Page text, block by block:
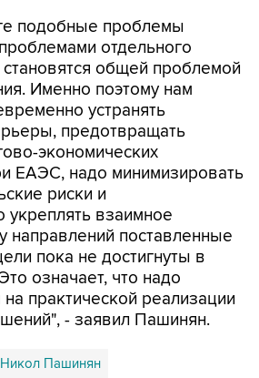
подобные проблемы
отдельного
становятся общей проблемой
Именно поэтому нам
устранять
предотвращать
экономических
ЕАЭС, надо минимизировать
риски и
укреплять взаимное
направлений поставленные
пока не достигнуты в
означает, что надо
на практической реализации
- заявил Пашинян.
Никол Пашинян